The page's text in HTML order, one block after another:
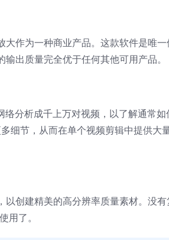
作为一种商业产品。这款软件是唯
出质量完全优于任何其他可用产品。
分析成千上万对视频，以了解通常
细节，从而在单个视频剪辑中提供大
创建精美的高分辨率质量素材。没
用了。